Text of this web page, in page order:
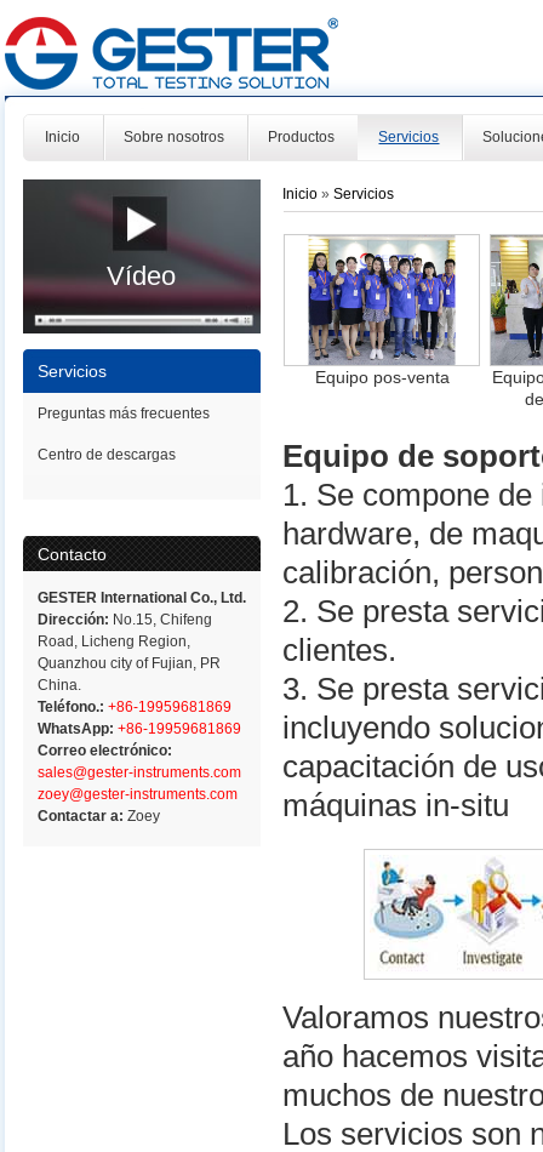
Inicio Sobre nosotros Productos Servicios
Vídeo
Servicios
Preguntas más frecuentes
Centro de descargas
Contacto
GESTER International Co., Ltd.
Dirección: No.15, Chifeng
Road, Licheng Region,
Quanzhou city of Fujian, PR
China.
Teléfono.: +86-19959681869
WhatsApp: +86-19959681869
Correo electrónico:
sales@gester-instruments.com
zoey@gester-instruments.com
Contactar a:Zoey
Inicio»Servicios
Equipo pos-venta
Equipo de
1. Se compone
hardware, de
calibración,
2. Se presta
clientes.
3. Se presta
incluyendo
capacitación de
máquinas in-situ
Valoramos
año hacemos
muchos de
Los servicios son